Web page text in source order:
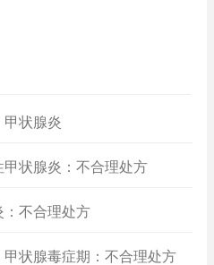
甲状腺炎
状腺炎：不合理处方
：不合理处方
状腺毒症期：不合理处方